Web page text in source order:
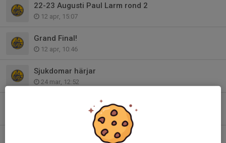
22-23 Augusti Paul Larm rond 2
12 apr, 15:07
Grand Final!
12 apr, 10:46
Sjukdomar härjar
24 mar, 12:52
Ståläger med Paul Larm 11-12 April
prep inför Skyttiaden på lördag den 10:de Januari